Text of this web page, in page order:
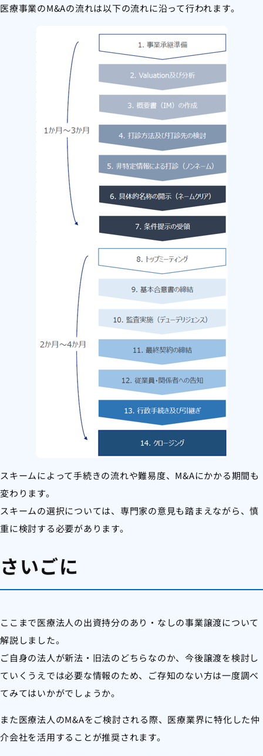
医療事業のM&Aの流れは以下の流れに沿って行われます。
スキームによって手続きの流れや難易度、M&Aにかかる期間も
変わります。
スキームの選択については、専門家の意見も踏まえながら、慎
重に検討する必要があります。
さいごに
ここまで医療法人の出資持分のあり・なしの事業譲渡について
解説しました。
ご自身の法人が新法・旧法のどちらなのか、今後譲渡を検討し
ていくうえでは必要な情報のため、ご存知のない方は一度調べ
てみてはいかがでしょうか。
また医療法人のM&Aをご検討される際、医療業界に特化した仲
介会社を活用することが推奨されます。